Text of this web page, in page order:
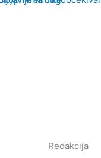
Redakcija